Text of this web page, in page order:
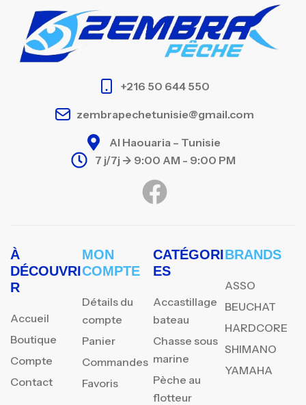
+216 50 644 550
zembrapechetunisie@gmail.com
Al Haouaria – Tunisie
7 j/7j -> 9:00 AM - 9:00 PM
À
DÉCOUVRI
R
Accueil
Boutique
Compte
Contact
MON
COMPTE
Détails du
compte
Panier
Commandes
Favoris
CATÉGORI
ES
Accastillage
bateau
Chasse sous
marine
Pèche au
flotteur
BRANDS
ASSO
BEUCHAT
HARDCORE
SHIMANO
YAMAHA